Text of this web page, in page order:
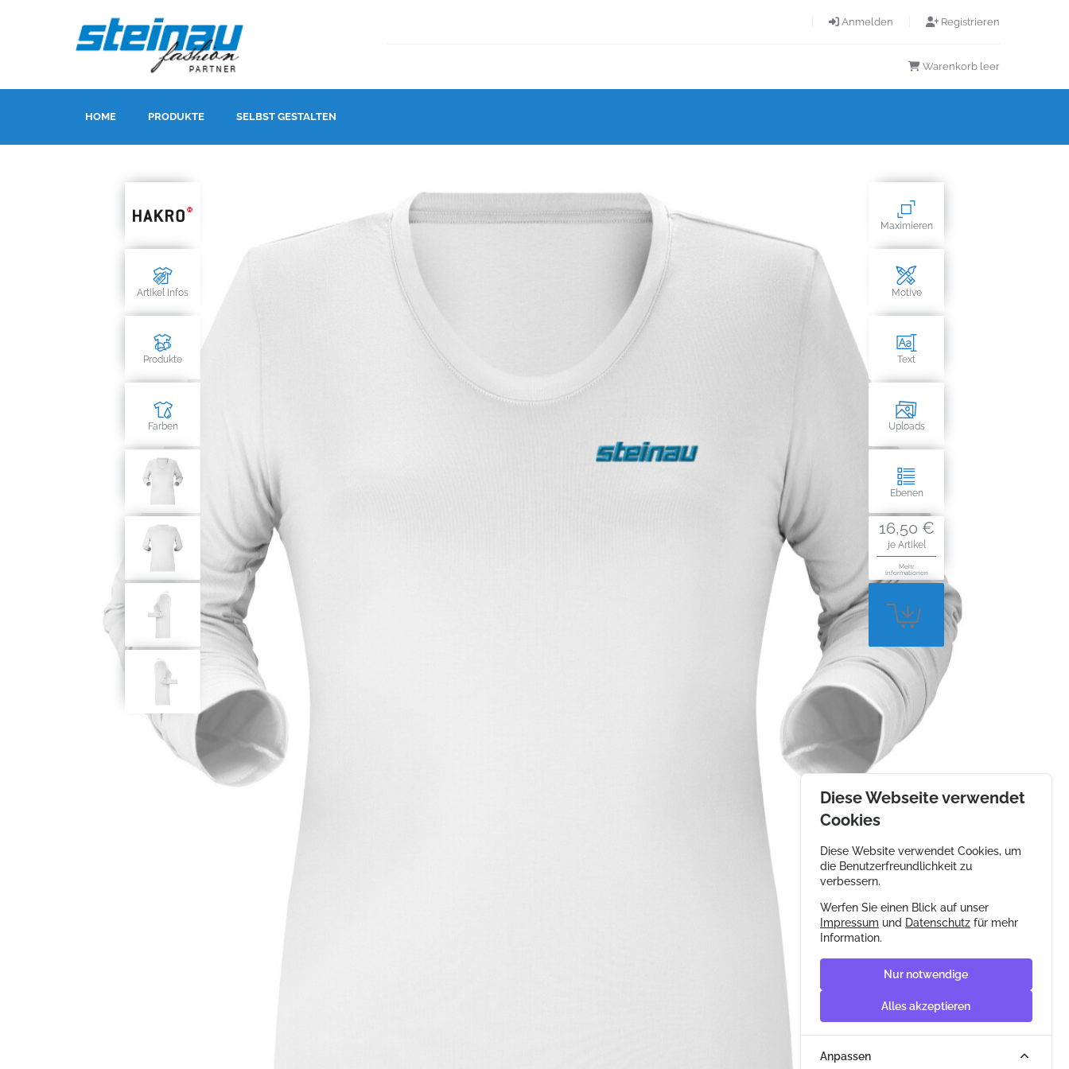
Anmelden Registrieren
Warenkorb leer
HOME PRODUKTE SELBST GESTALTEN
Artikel Infos
Produkte
Farben
Maximieren
Motive
Text
Uploads
Ebenen
16,50 €
je Artikel
Mehr
Informationen
Diese Webseite verwendet
Cookies
Diese Website verwendet Cookies, um
die Benutzerfreundlichkeit zu
verbessern.
Werfen Sie einen Blick auf unser
Impressum und Datenschutz für mehr
Information.
Nur notwendige
Alles akzeptieren
Anpassen